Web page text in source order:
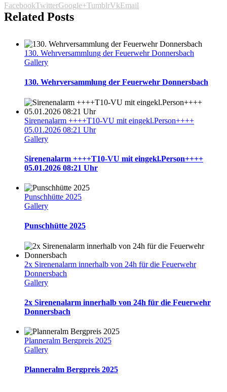
FacebookTwitterGoogle+TumblrVkEmail
Related Posts
130. Wehrversammlung der Feuerwehr Donnersbach
Gallery
130. Wehrversammlung der Feuerwehr Donnersbach
Sirenenalarm ++++T10-VU mit eingekl.Person++++
05.01.2026 08:21 Uhr
Gallery
Sirenenalarm ++++T10-VU mit eingekl.Person++++
05.01.2026 08:21 Uhr
Punschhütte 2025
Gallery
Punschhütte 2025
2x Sirenenalarm innerhalb von 24h für die Feuerwehr
Donnersbach
Gallery
2x Sirenenalarm innerhalb von 24h für die Feuerwehr
Donnersbach
Planneralm Bergpreis 2025
Gallery
Planneralm Bergpreis 2025